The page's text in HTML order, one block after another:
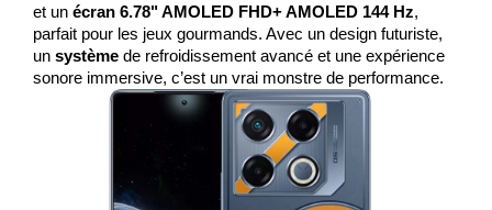
et un écran 6.78" AMOLED FHD+ AMOLED 144 Hz,
parfait pour les jeux gourmands. Avec un design futuriste,
un système de refroidissement avancé et une expérience
sonore immersive, c’est un vrai monstre de performance.